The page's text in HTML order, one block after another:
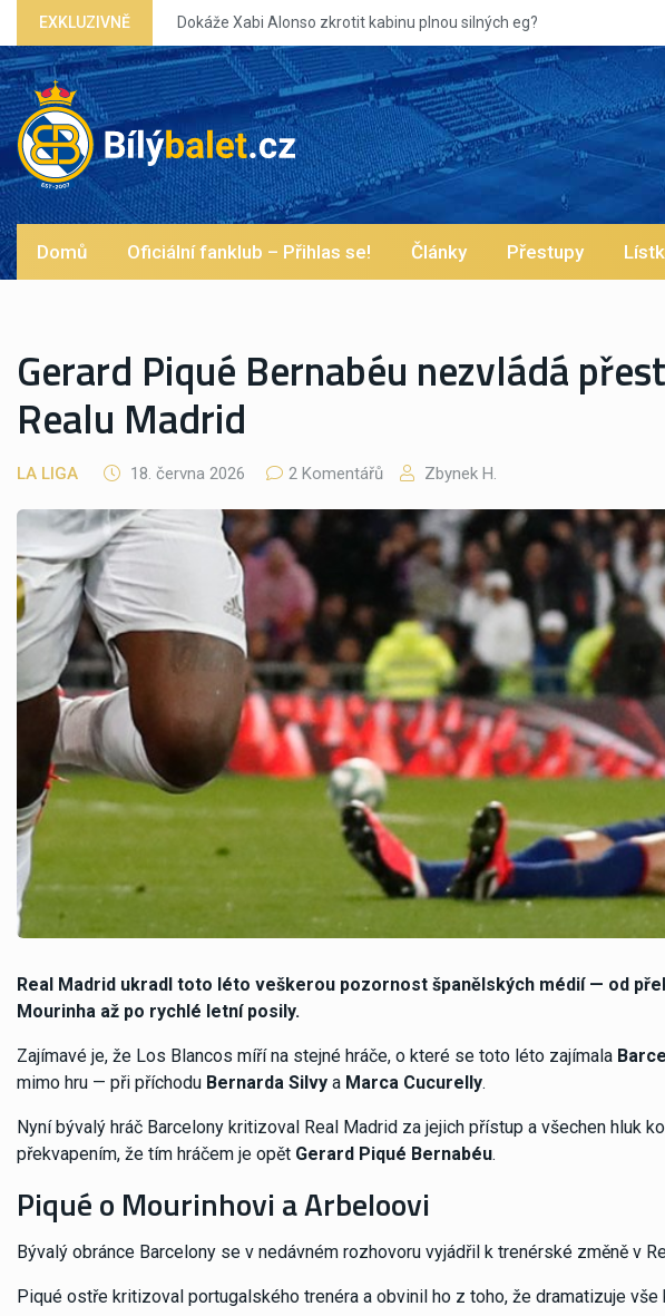
EXKLUZIVNĚ
zkrotit kabinu plnou silných eg?
Domů Oficiální fanklub – Přihlas se! Články Přestupy
Gerard Piqué Bernabéu nezvládá
Realu Madrid
LA LIGA 18. června 2026 2 Komentářů Zbynek H.
Real Madrid ukradl toto léto veškerou pozornost španělských médií — od
Mourinha až po rychlé letní posily.
Zajímavé je, že Los Blancos míří na stejné hráče, o které se toto léto zajímala
mimo hru — při příchodu Bernarda Silvy a Marca Cucurelly.
Nyní bývalý hráč Barcelony kritizoval Real Madrid za jejich přístup a všechen hluk
překvapením, že tím hráčem je opět Gerard Piqué Bernabéu.
Piqué o Mourinhovi a Arbeloovi
Bývalý obránce Barcelony se v nedávném rozhovoru vyjádřil k trenérské změně v
Piqué ostře kritizoval portugalského trenéra a obvinil ho z toho, že dramatizuje vše